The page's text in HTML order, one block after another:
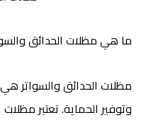
ما هي مظلات الحدائق
مظلات الحدائق والسواتر
وتوفير الحماية. تعتبر مظلات